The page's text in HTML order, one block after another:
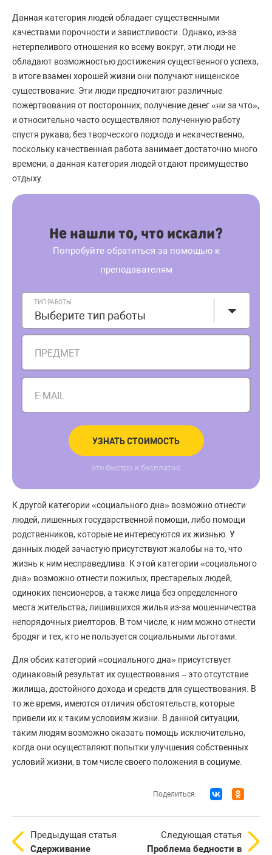
Данная категория людей обладает существенными
качествами порочности и завистливости. Однако, из-за
нетерпеливого отношения ко всему вокруг, эти люди не
обладают возможностью достижения существенного успеха,
в итоге взамен хорошей жизни они получают нищенское
существование. Эти люди предпочитают различные
пожертвования от посторонних, получение денег «ни за что»,
и относительно часто осуществляют полученную работу
спустя рукава, без творческого подхода и некачественно,
поскольку качественная работа занимает достаточно много
времени, а данная категория людей отдают преимущество
отдыху.
Не нашли то, что искали?
Попробуйте обратиться за помощью к
преподавателям
ТИП РАБОТЫ
Выберите тип работы
ПРЕДМЕТ
E-MAIL
УЗНАТЬ СТОИМОСТЬ
это быстро и бесплатно
К другой категории «социального дна» возможно отнести
людей, лишенных государственной помощи, либо помощи
родственников, которые не интересуются их жизнью. У
данных людей зачастую присутствуют жалобы на то, что
жизнь к ним несправедлива. К этой категории «социального
дна» возможно отнести пожилых, престарелых людей,
одиноких пенсионеров, а также лица без определенного
места жительства, лишившихся жилья из-за мошенничества
непорядочных риелторов. В том числе, к ним можно отнести
бродяг и тех, кто не пользуется социальными льготами.
Для обеих категорий «социального дна» присутствует
одинаковый результат их существования – это отсутствие
жилища, достойного дохода и средств для существования. В
то же время, имеются отличия обстоятельств, которые
привели их к таким условиям жизни. В данной ситуации,
таким людям возможно оказать помощь исключительно,
когда они осуществляют попытки улучшения собственных
условий жизни, в том числе своего положения в социуме.
Поделиться:
Предыдущая статья
Сдерживание
Следующая статья
Проблема бедности в